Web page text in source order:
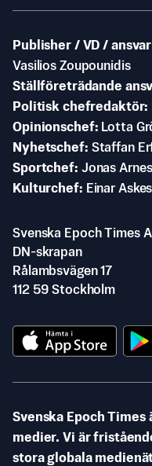
Publisher / VD /
Vasilios Zoupounidis
Ställföreträdande
Politisk chefredaktör
Opinionschef
Lotta
Nyhetschef Staffan
Sportchef Jonas
Kulturchef
Einar
Svenska Epoch Times
DN-skrapan
Rålambsvägen 17
112 59 Stockholm
Svenska Epoch
medier. Vi är
stora globala